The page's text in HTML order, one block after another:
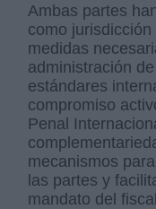
Ambas partes
como
medidas
administración
estándares
compromiso
Penal
mecanismos
las partes y
mandato del